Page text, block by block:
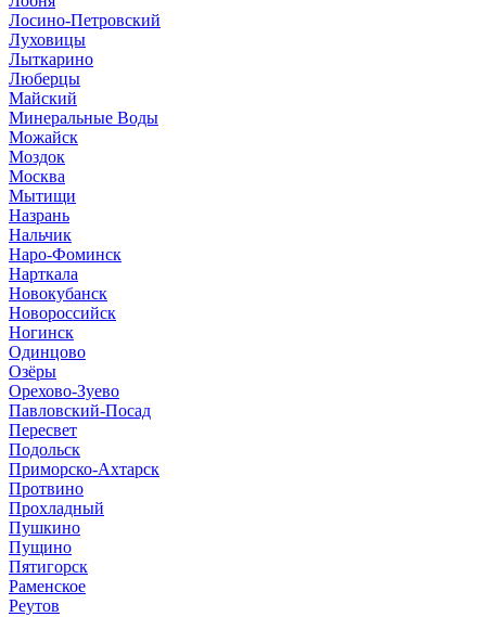
Лосино-Петровский
Луховицы
Лыткарино
Люберцы
Майский
Минеральные Воды
Можайск
Моздок
Москва
Мытищи
Назрань
Нальчик
Наро-Фоминск
Нарткала
Новокубанск
Новороссийск
Ногинск
Одинцово
Озёры
Орехово-Зуево
Павловский-Посад
Пересвет
Подольск
Приморско-Ахтарск
Протвино
Прохладный
Пушкино
Пущино
Пятигорск
Раменское
Реутов